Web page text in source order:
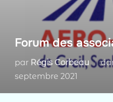
Forum des
par Régis Corbeau
septembre 2021